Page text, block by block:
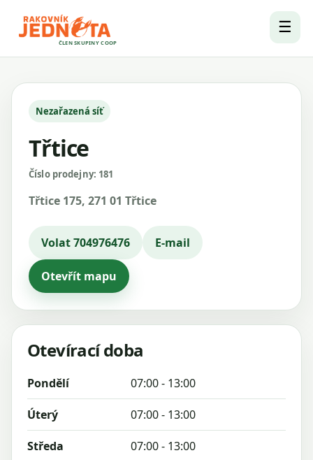
ČLEN SKUPINY COOP
☰
Nezařazená síť
Třtice
Číslo prodejny: 181
Třtice 175, 271 01 Třtice
Volat 704976476 E-mail
Otevřít mapu
Otevírací doba
Pondělí 07:00 - 13:00
Úterý 07:00 - 13:00
Středa 07:00 - 13:00